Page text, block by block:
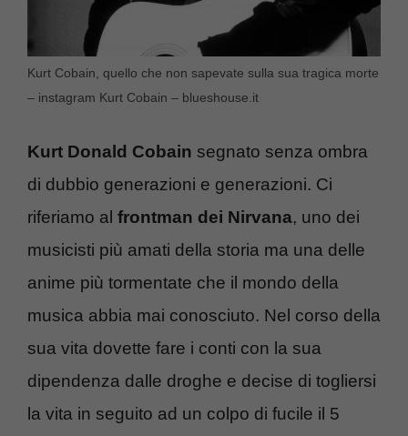
Kurt Cobain, quello che non sapevate sulla sua tragica morte
– instagram Kurt Cobain – blueshouse.it
Kurt Donald Cobain segnato senza ombra
di dubbio generazioni e generazioni. Ci
riferiamo al frontman dei Nirvana, uno dei
musicisti più amati della storia ma una delle
anime più tormentate che il mondo della
musica abbia mai conosciuto. Nel corso della
sua vita dovette fare i conti con la sua
dipendenza dalle droghe e decise di togliersi
la vita in seguito ad un colpo di fucile il 5